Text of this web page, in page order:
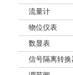
流量计
物位仪表
数显表
信号隔离转换